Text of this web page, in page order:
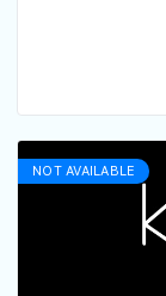
NOT AVAILABLE